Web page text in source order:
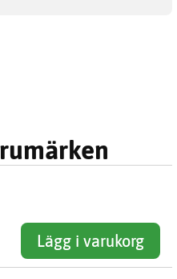
Lägg i varukorg